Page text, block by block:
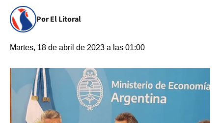
Por El Litoral
Martes, 18 de abril de 2023 a las 01:00